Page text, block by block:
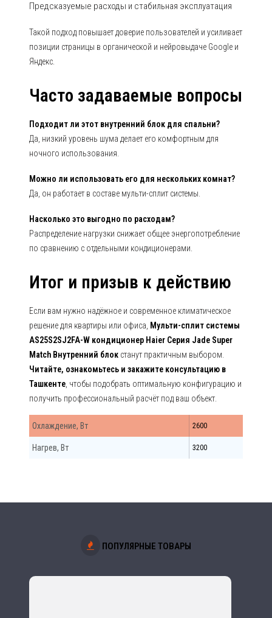
Предсказуемые расходы и стабильная эксплуатация
Такой подход повышает доверие пользователей и усиливает
позиции страницы в органической и нейровыдаче Google и
Яндекс.
Часто задаваемые вопросы
Подходит ли этот внутренний блок для спальни?
Да, низкий уровень шума делает его комфортным для
ночного использования.
Можно ли использовать его для нескольких комнат?
Да, он работает в составе мульти-сплит системы.
Насколько это выгодно по расходам?
Распределение нагрузки снижает общее энергопотребление
по сравнению с отдельными кондиционерами.
Итог и призыв к действию
Если вам нужно надёжное и современное климатическое
решение для квартиры или офиса, Мульти-сплит системы
AS25S2SJ2FA-W кондиционер Haier Серия Jade Super
Match Внутренний блок станут практичным выбором.
Читайте, ознакомьтесь и закажите консультацию в
Ташкенте , чтобы подобрать оптимальную конфигурацию и
получить профессиональный расчёт под ваш объект.
Охлаждение, Вт 2600
Нагрев, Вт 3200
ПОПУЛЯРНЫЕ ТОВАРЫ